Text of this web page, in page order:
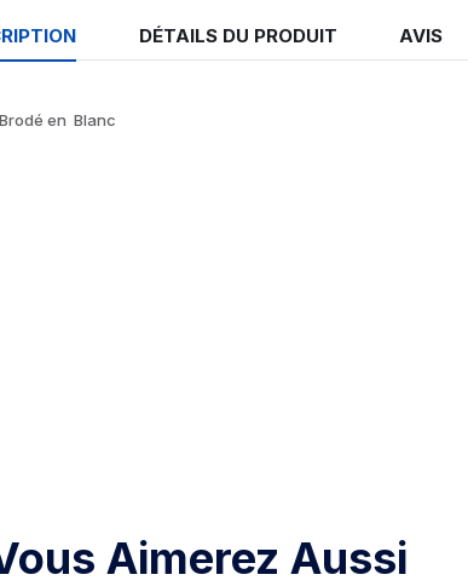
DÉTAILS DU PRODUIT AVIS
en Blanc
Aimerez Aussi